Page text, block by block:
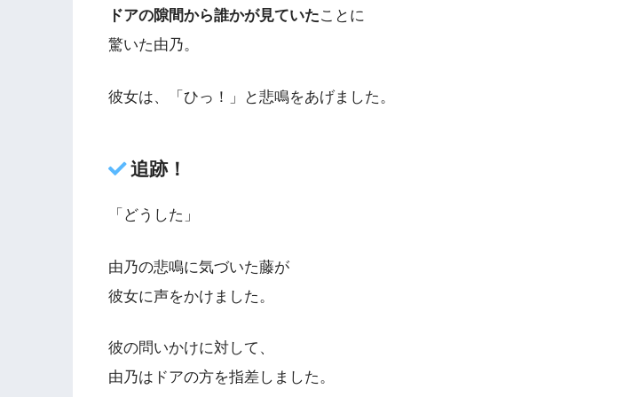
ドアの隙間から誰かが見ていたことに
驚いた由乃。
彼女は、「ひっ！」と悲鳴をあげました。
追跡！
「どうした」
由乃の悲鳴に気づいた藤が
彼女に声をかけました。
彼の問いかけに対して、
由乃はドアの方を指差しました。